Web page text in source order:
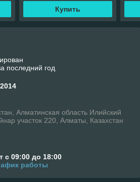
Купить
последний год
Алматинская область Илийский
участок 220, Алматы, Казахстан
с 09:00 до 18:00
работы